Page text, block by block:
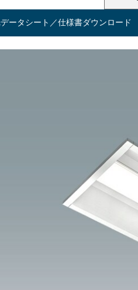
ータシート／仕様書ダウンロード